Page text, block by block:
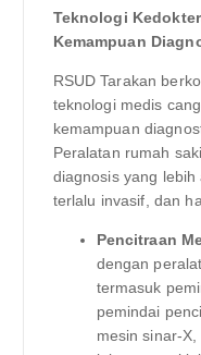
Teknologi
Kemampuan
RSUD Tarakan
teknologi medis
kemampuan
Peralatan rumah
diagnosis yang
terlalu invasif, dan
Pencitraan
dengan
termasuk
pemindai
mesin sinar-